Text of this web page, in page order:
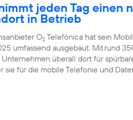
jeden Tag einen
in Betrieb
O2 Telefónica hat sein
umfassend ausgebaut. Mit rund
überall dort für
sie für die mobile Telefonie und